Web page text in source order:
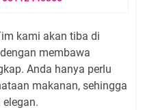
kami akan tiba di
membawa
Anda hanya perlu
makanan, sehingga